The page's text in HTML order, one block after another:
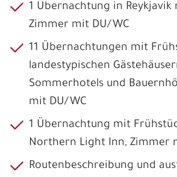
1 Übernachtung in Reykjavik
Zimmer mit DU/WC
11 Übernachtungen mit
landestypischen
Sommerhotels und
mit DU/WC
1 Übernachtung mit
Northern Light Inn, Zimmer
Routenbeschreibung und